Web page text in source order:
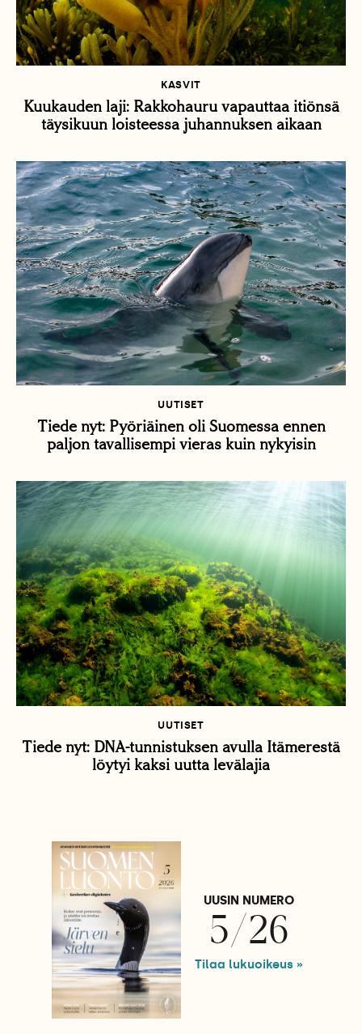
KASVIT
Kuukauden laji: Rakkohauru vapauttaa itiönsä
täysikuun loisteessa juhannuksen aikaan
UUTISET
Tiede nyt: Pyöriäinen oli Suomessa ennen
paljon tavallisempi vieras kuin nykyisin
UUTISET
Tiede nyt: DNA-tunnistuksen avulla Itämerestä
löytyi kaksi uutta levälajia
UUSIN NUMERO
5/26
Tilaa lukuoikeus »